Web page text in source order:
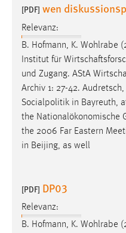
[PDF] wen
Relevanz:
B. Hofmann, K. Wohlrabe
Institut für
und Zugang. AStA
Archiv 1: 27-42.
Socialpolitik in Bayreuth,
the Nationalökonomische
the 2006 Far Eastern
in Beijing, as well
[PDF] DP03
Relevanz:
B. Hofmann, K. Wohlrabe